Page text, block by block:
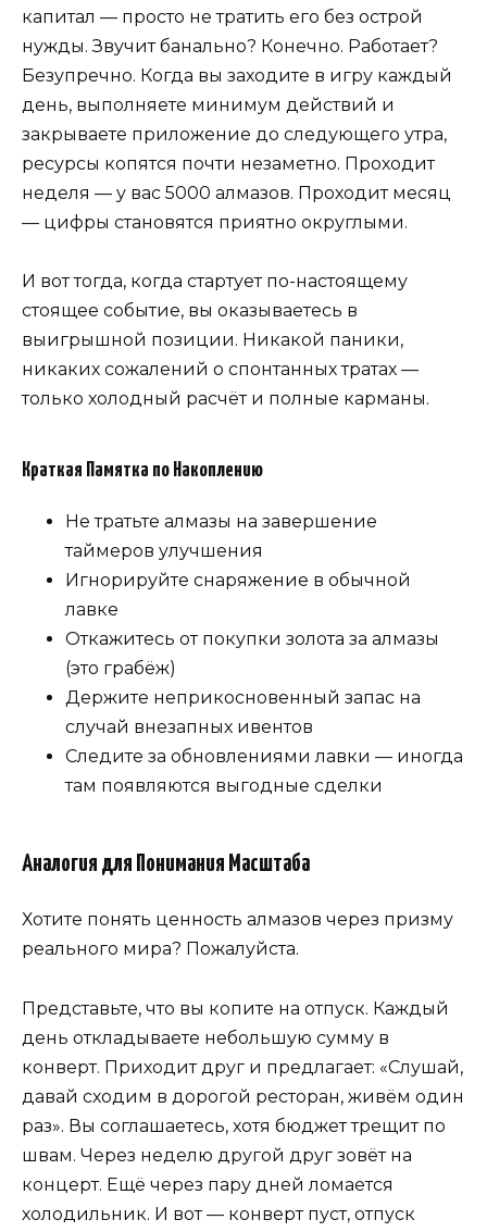
капитал — просто не тратить его без острой
нужды. Звучит банально? Конечно. Работает?
Безупречно. Когда вы заходите в игру каждый
день, выполняете минимум действий и
закрываете приложение до следующего утра,
ресурсы копятся почти незаметно. Проходит
неделя — у вас 5000 алмазов. Проходит месяц
— цифры становятся приятно округлыми.
И вот тогда, когда стартует по-настоящему
стоящее событие, вы оказываетесь в
выигрышной позиции. Никакой паники,
никаких сожалений о спонтанных тратах —
только холодный расчёт и полные карманы.
Краткая Памятка по Накоплению
Не тратьте алмазы на завершение
таймеров улучшения
Игнорируйте снаряжение в обычной
лавке
Откажитесь от покупки золота за алмазы
(это грабёж)
Держите неприкосновенный запас на
случай внезапных ивентов
Следите за обновлениями лавки — иногда
там появляются выгодные сделки
Аналогия для Понимания Масштаба
Хотите понять ценность алмазов через призму
реального мира? Пожалуйста.
Представьте, что вы копите на отпуск. Каждый
день откладываете небольшую сумму в
конверт. Приходит друг и предлагает: «Слушай,
давай сходим в дорогой ресторан, живём один
раз». Вы соглашаетесь, хотя бюджет трещит по
швам. Через неделю другой друг зовёт на
концерт. Ещё через пару дней ломается
холодильник. И вот — конверт пуст, отпуск